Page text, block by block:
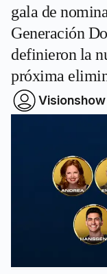
gala de
Generación
definieron la
próxima
Visionshow